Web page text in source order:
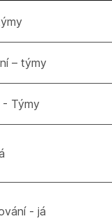
– týmy
- Týmy
- já